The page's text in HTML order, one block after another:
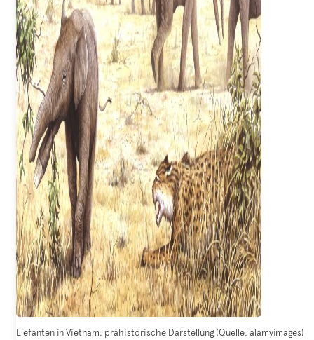
Elefanten in Vietnam: prähistorische Darstellung (Quelle: alamyimages)